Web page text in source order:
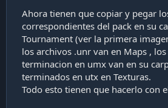
Ahora tienen que copiar y pegar
correspondientes del pack en su
Tournament (ver la primera
los archivos .unr van en Maps ,
terminacion en umx van en su
terminados en utx en Texturas.
Todo esto tienen que hacerlo con